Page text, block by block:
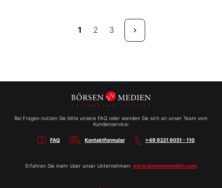
1 2 3
Bei Fragen nutzen Sie bitte unsere FAQ oder wenden Sie sich an unser Team vom
Kundenservice:
FAQ Kontaktformular +49 9221 9051 - 110
Erfahren Sie mehr über unser Unternehmen: www.boersenmedien.com